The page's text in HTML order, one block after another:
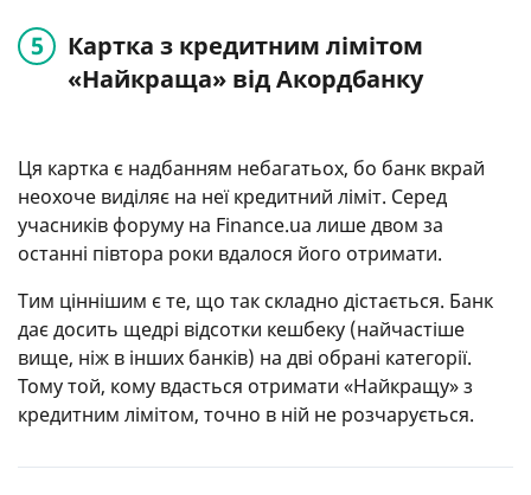
Картка з кредитним лімітом
«Найкраща» від Акордбанку
Ця картка є надбанням небагатьох, бо банк вкрай
неохоче виділяє на неї кредитний ліміт. Серед
учасників форуму на Finance.ua лише двом за
останні півтора роки вдалося його отримати.
Тим ціннішим є те, що так складно дістається. Банк
дає досить щедрі відсотки кешбеку (найчастіше
вище, ніж в інших банків) на дві обрані категорії.
Тому той, кому вдасться отримати «Найкращу» з
кредитним лімітом, точно в ній не розчарується.